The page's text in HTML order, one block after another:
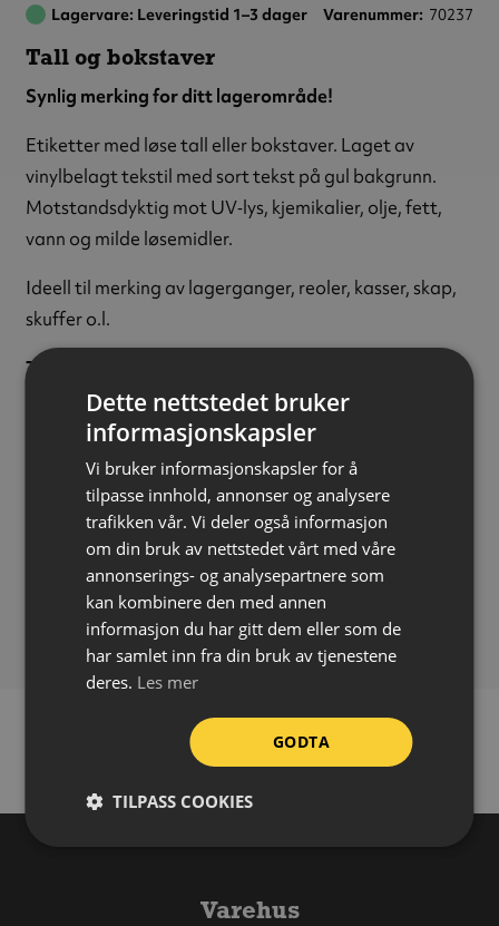
Lagervare: Leveringstid 1–3 dager Varenummer 70237
Tall og bokstaver
Synlig merking for ditt lagerområde!
Etiketter med løse tall eller bokstaver. Laget av
vinylbelagt tekstil med sort tekst på gul bakgrunn.
Motstandsdyktig mot UV‑lys, kjemikalier, olje, fett,
vann og milde løsemidler.
Ideell til merking av lagerganger, reoler, kasser, skap,
skuffer o.l.
Tegn:
Tekstfarge:Sort
Bakgrunnsfarge:Gul
Tekststørrelse:50 mm
Materiale:Vinylbelagt tekstil
Størrelse:22 x 57 mm
Påføring:Selvklebende
Bruksområde:Inne
Forpakning:
Ark á 10 stk
Varehus
Dette nettstedet bruker
informasjonskapsler
Vi bruker informasjonskapsler for å
tilpasse innhold, annonser og analysere
trafikken vår. Vi deler også informasjon
om din bruk av nettstedet vårt med våre
annonserings- og analysepartnere som
kan kombinere den med annen
informasjon du har gitt dem eller som de
har samlet inn fra din bruk av tjenestene
deres. Les mer
GODTA
TILPASS COOKIES